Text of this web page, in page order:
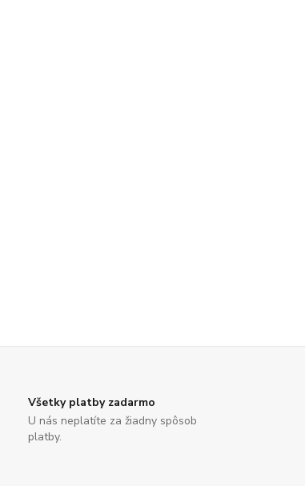
Všetky platby zadarmo
U nás neplatíte za žiadny spôsob
platby.